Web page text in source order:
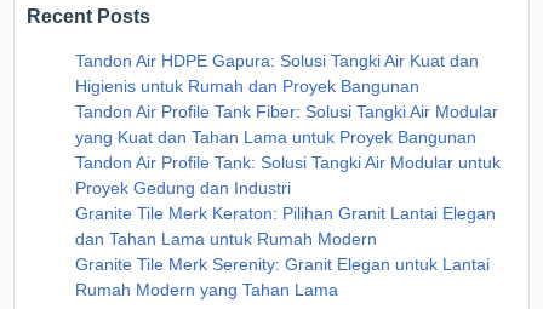
Recent Posts
Tandon Air HDPE Gapura: Solusi Tangki Air Kuat dan
Higienis untuk Rumah dan Proyek Bangunan
Tandon Air Profile Tank Fiber: Solusi Tangki Air Modular
yang Kuat dan Tahan Lama untuk Proyek Bangunan
Tandon Air Profile Tank: Solusi Tangki Air Modular untuk
Proyek Gedung dan Industri
Granite Tile Merk Keraton: Pilihan Granit Lantai Elegan
dan Tahan Lama untuk Rumah Modern
Granite Tile Merk Serenity: Granit Elegan untuk Lantai
Rumah Modern yang Tahan Lama